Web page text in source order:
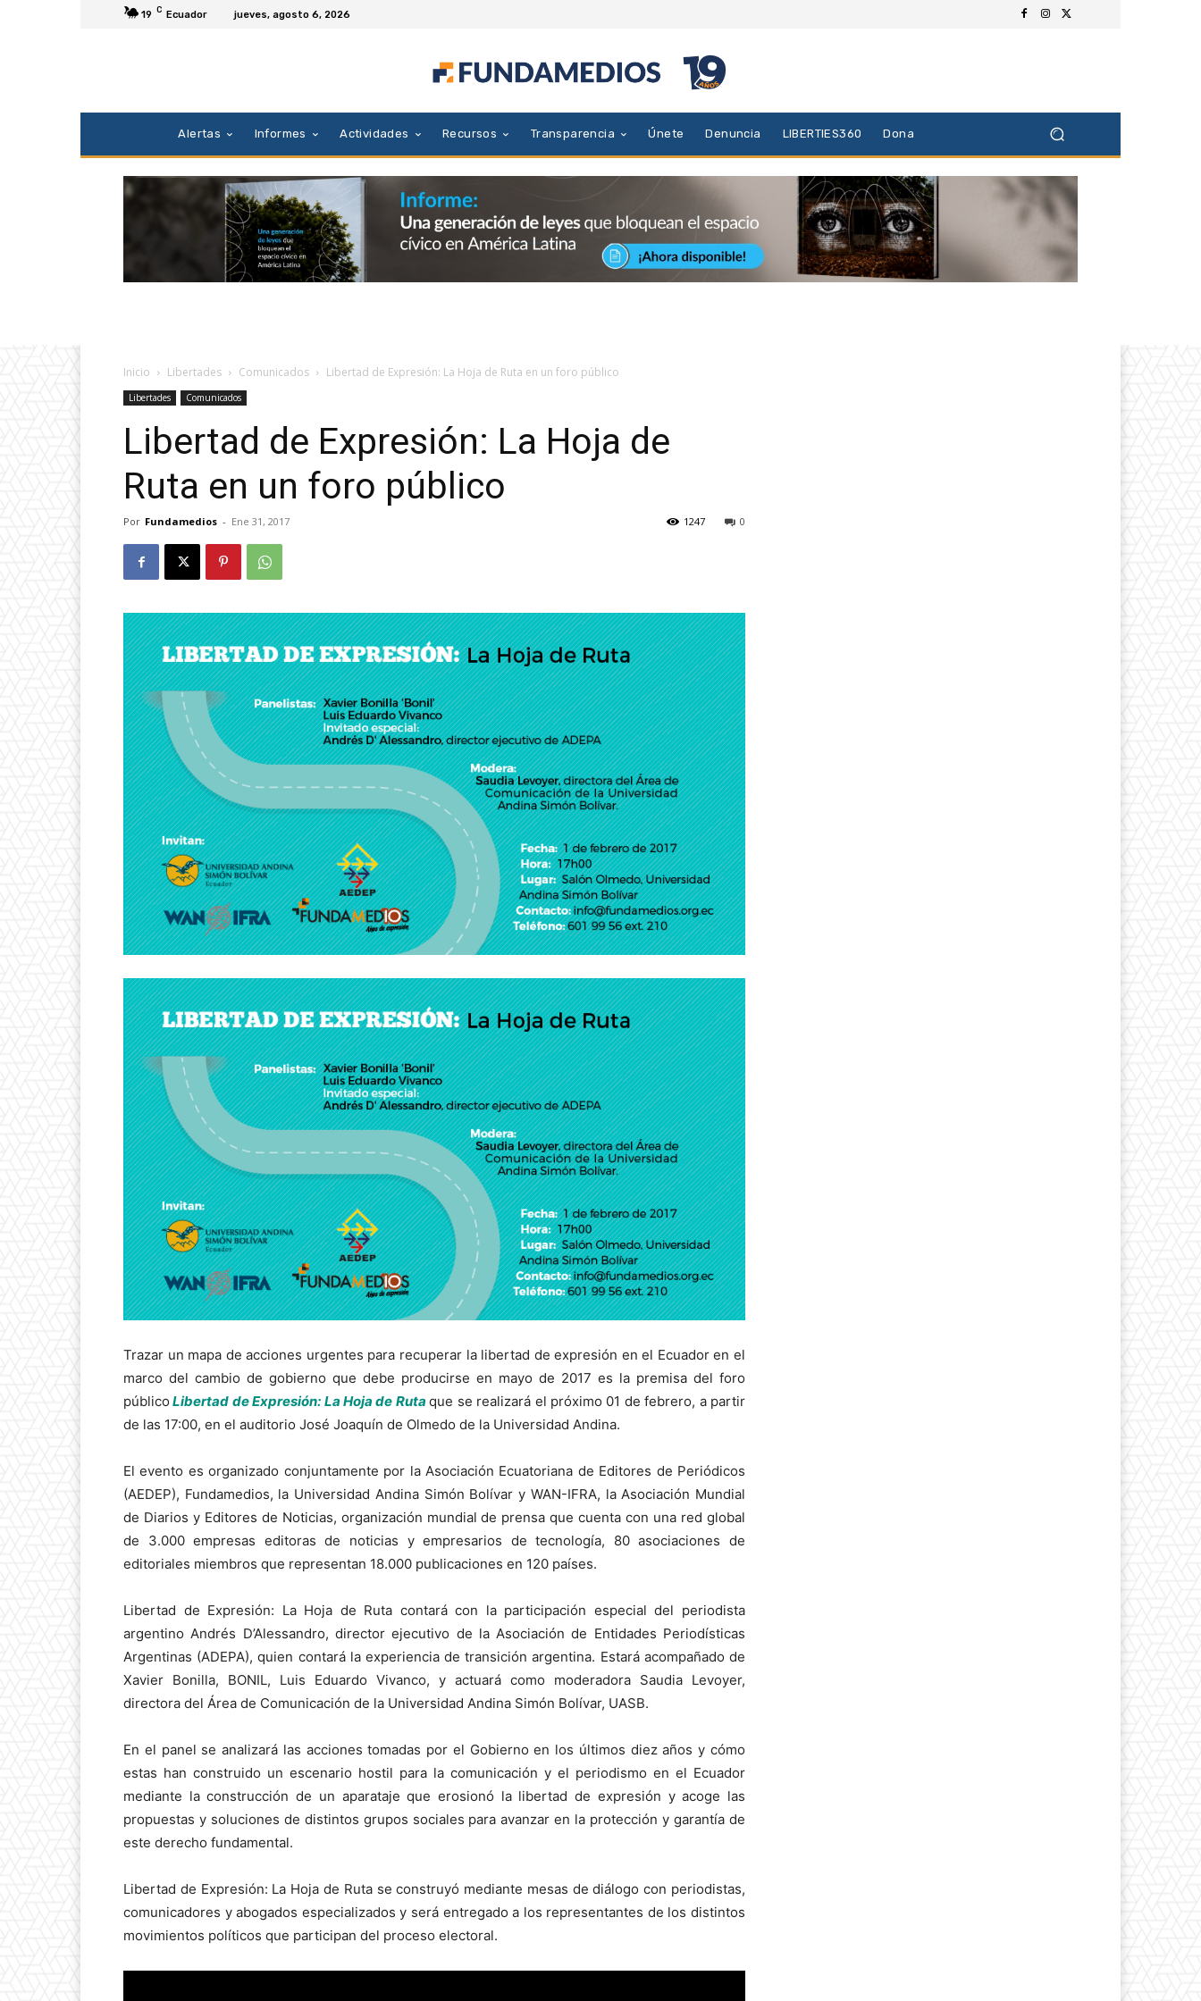
19 C Ecuador jueves, agosto 6, 2026
Alertas Informes Actividades Recursos Transparencia Únete Denuncia LIBERTIES360 Dona
Inicio Libertades Comunicados Libertad de Expresión: La Hoja de Ruta en un foro público
Libertades Comunicados
Libertad de Expresión: La Hoja de
Ruta en un foro público
Por Fundamedios - Ene 31, 2017 0
1247
Trazar un mapa de acciones urgentes para recuperar la libertad de expresión en el Ecuador en el
marco del cambio de gobierno que debe producirse en mayo de 2017 es la premisa del foro
público Libertad de Expresión: La Hoja de Rutaque se realizará el próximo 01 de febrero, a partir
de las 17:00, en el auditorio José Joaquín de Olmedo de la Universidad Andina.
El evento es organizado conjuntamente por la Asociación Ecuatoriana de Editores de Periódicos
(AEDEP), Fundamedios, la Universidad Andina Simón Bolívar y WAN-IFRA, la Asociación Mundial
de Diarios y Editores de Noticias, organización mundial de prensa que cuenta con una red global
de 3.000 empresas editoras de noticias y empresarios de tecnología, 80 asociaciones de
editoriales miembros que representan 18.000 publicaciones en 120 países.
Libertad de Expresión: La Hoja de Ruta contará con la participación especial del periodista
argentino Andrés D’Alessandro, director ejecutivo de la Asociación de Entidades Periodísticas
Argentinas (ADEPA), quien contará la experiencia de transición argentina. Estará acompañado de
Xavier Bonilla, BONIL, Luis Eduardo Vivanco, y actuará como moderadora Saudia Levoyer,
directora del Área de Comunicación de la Universidad Andina Simón Bolívar, UASB.
En el panel se analizará las acciones tomadas por el Gobierno en los últimos diez años y cómo
estas han construido un escenario hostil para la comunicación y el periodismo en el Ecuador
mediante la construcción de un aparataje que erosionó la libertad de expresión y acoge las
propuestas y soluciones de distintos grupos sociales para avanzar en la protección y garantía de
este derecho fundamental.
Libertad de Expresión: La Hoja de Ruta se construyó mediante mesas de diálogo con periodistas,
comunicadores y abogados especializados y será entregado a los representantes de los distintos
movimientos políticos que participan del proceso electoral.